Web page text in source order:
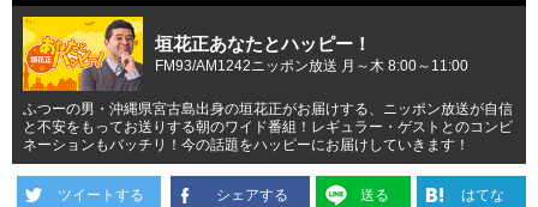
垣花正あなたとハッピー！
FM93/AM1242ニッポン放送 月～木 8:00～11:00
ふつーの男・沖縄県宮古島出身の垣花正がお届けする、ニッポン放送が自信
と不安をもってお送りする朝のワイド番組！レギュラー・ゲストとのコンビ
ネーションもバッチリ！今の話題をハッピーにお届けしていきます！
ツイートする シェアする 送る はてな